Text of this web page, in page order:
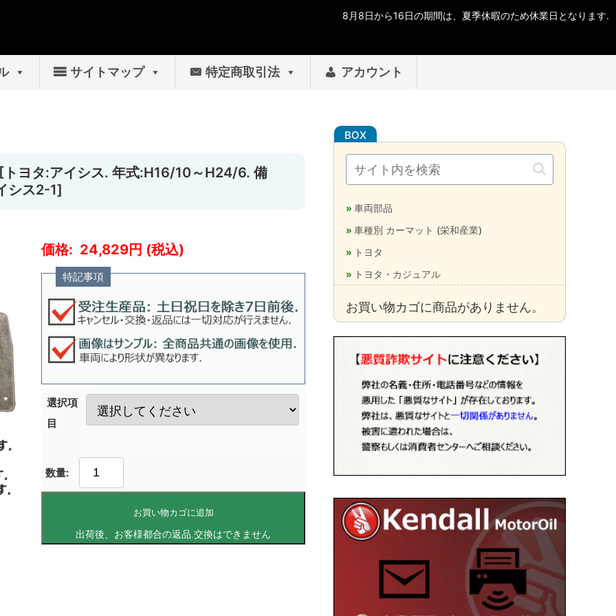
サイトマップ 特定商取引法 アカウント
ヨタ:アイシス. 年式:H16/10～H24/6. 備
シス2-1]
24,829
特記事項
選択項
目
お買い物カゴに追加
車両部品
車種別 カーマット (栄和産業)
トヨタ
トヨタ・カジュアル
お買い物カゴに商品がありません。